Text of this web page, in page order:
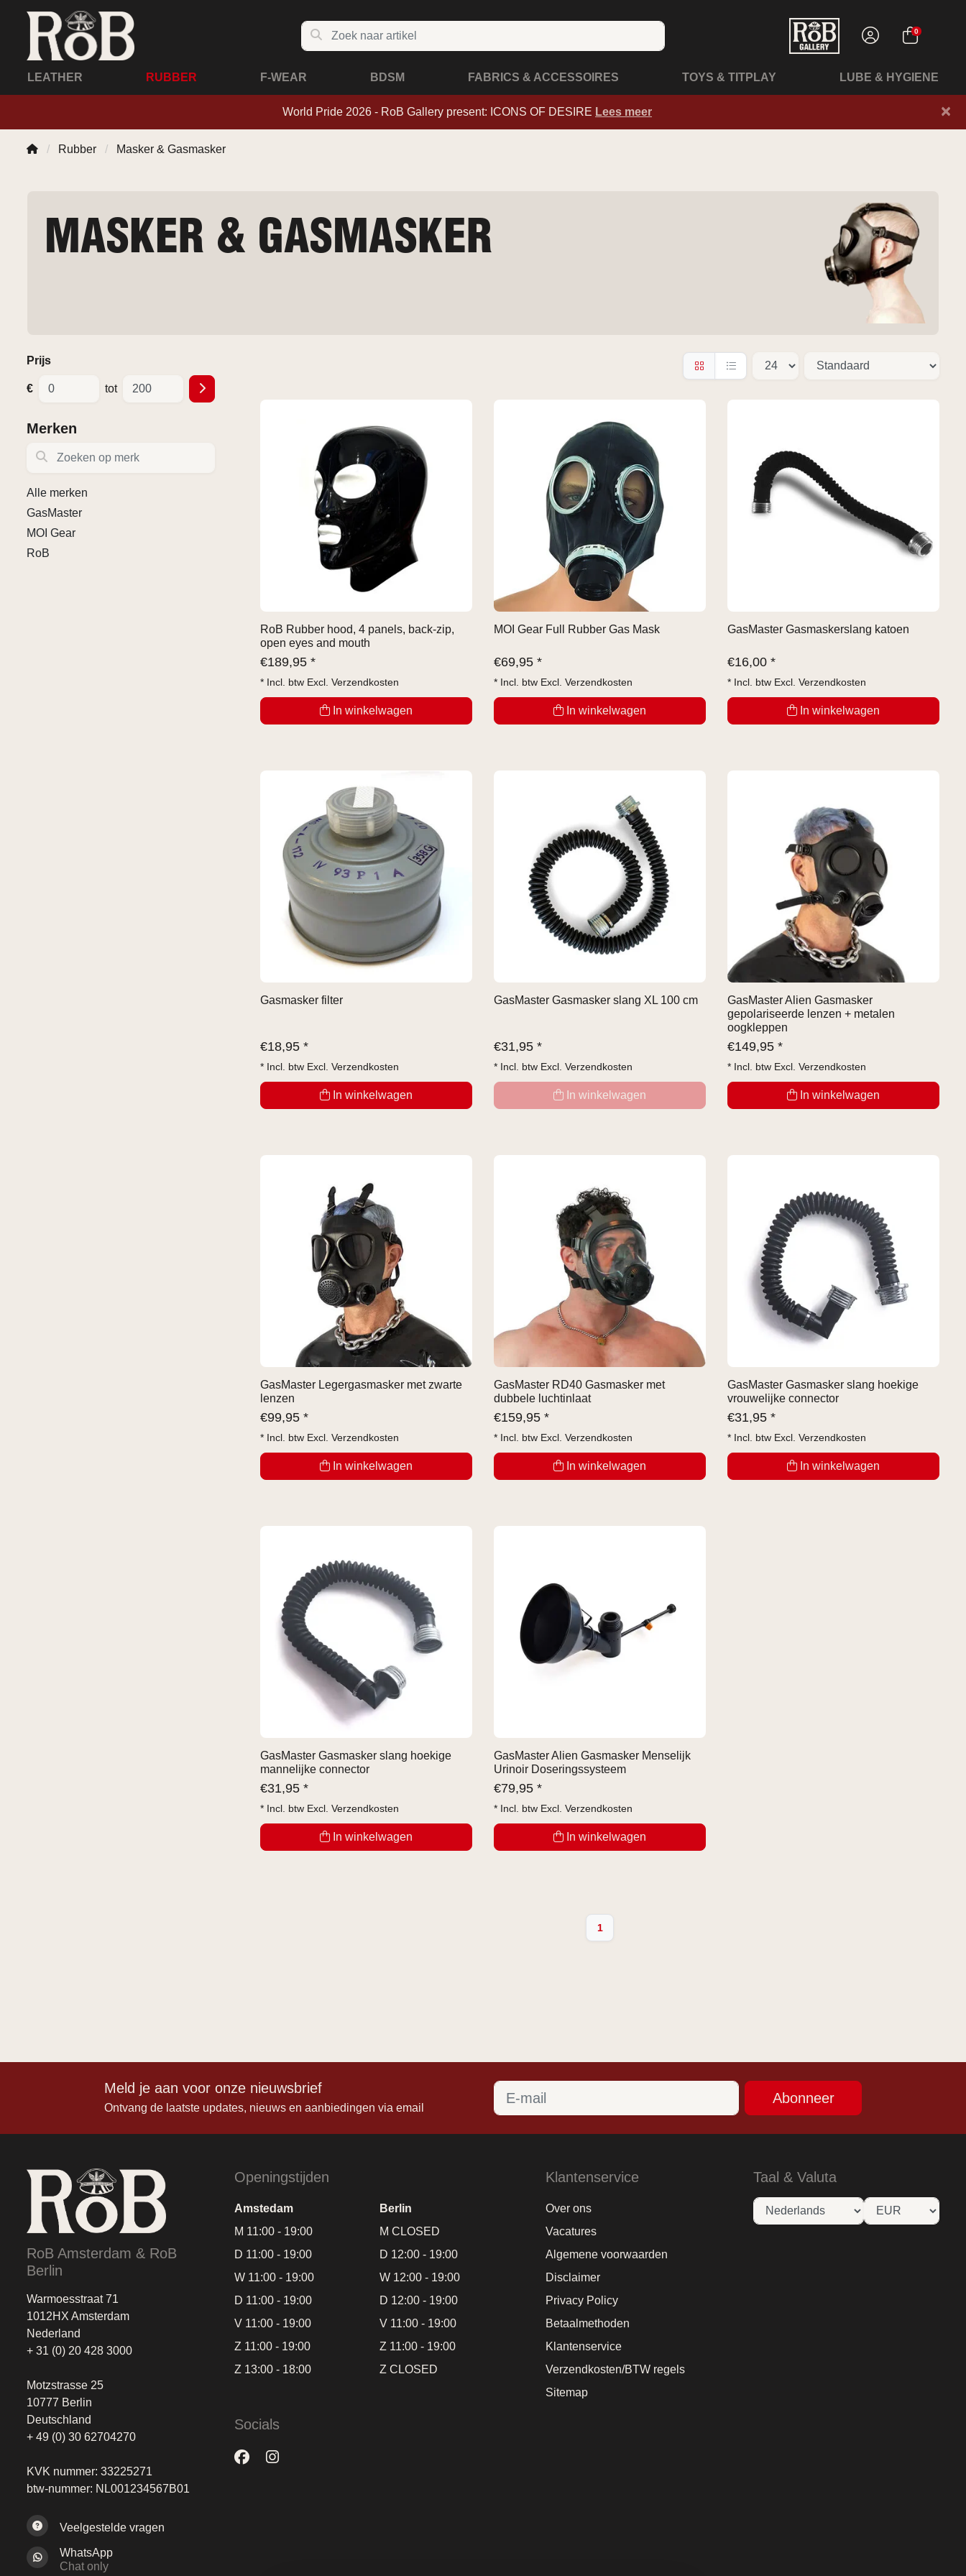
0
LEATHER RUBBER F-WEAR BDSM FABRICS & ACCESSOIRES TOYS & TITPLAY LUBE & HYGIENE
World Pride 2026 - RoB Gallery present: ICONS OF DESIRE Lees meer ×
Rubber Masker & Gasmasker
MASKER & GASMASKER
Prijs
€ tot
Merken
Zoeken op merk
Alle merken
GasMaster
MOI Gear
RoB
RoB Rubber hood, 4 panels, back-zip,
open eyes and mouth
€189,95 *
* Incl. btw Excl. Verzendkosten
In winkelwagen
MOI Gear Full Rubber Gas Mask
€69,95 *
* Incl. btw Excl. Verzendkosten
In winkelwagen
GasMaster Gasmaskerslang katoen
€16,00 *
* Incl. btw Excl. Verzendkosten
In winkelwagen
Gasmasker filter
€18,95 *
* Incl. btw Excl. Verzendkosten
In winkelwagen
GasMaster Gasmasker slang XL 100 cm
€31,95 *
* Incl. btw Excl. Verzendkosten
In winkelwagen
GasMaster Alien Gasmasker
gepolariseerde lenzen + metalen
oogkleppen
€149,95 *
* Incl. btw Excl. Verzendkosten
In winkelwagen
GasMaster Legergasmasker met zwarte
lenzen
€99,95 *
* Incl. btw Excl. Verzendkosten
In winkelwagen
GasMaster RD40 Gasmasker met
dubbele luchtinlaat
€159,95 *
* Incl. btw Excl. Verzendkosten
In winkelwagen
GasMaster Gasmasker slang hoekige
vrouwelijke connector
€31,95 *
* Incl. btw Excl. Verzendkosten
In winkelwagen
GasMaster Gasmasker slang hoekige
mannelijke connector
€31,95 *
* Incl. btw Excl. Verzendkosten
In winkelwagen
GasMaster Alien Gasmasker Menselijk
Urinoir Doseringssysteem
€79,95 *
* Incl. btw Excl. Verzendkosten
In winkelwagen
1
Meld je aan voor onze nieuwsbrief
Ontvang de laatste updates, nieuws en aanbiedingen via email
Abonneer
RoB Amsterdam & RoB
Berlin
Warmoesstraat 71
1012HX Amsterdam
Nederland
+ 31 (0) 20 428 3000
Motzstrasse 25
10777 Berlin
Deutschland
+ 49 (0) 30 62704270
KVK nummer: 33225271
btw-nummer: NL001234567B01
Veelgestelde vragen
WhatsApp
Chat only
Openingstijden
Amstedam
Berlin
M 11:00 - 19:00
D 11:00 - 19:00
W 11:00 - 19:00
D 11:00 - 19:00
V 11:00 - 19:00
Z 11:00 - 19:00
Z 13:00 - 18:00
M CLOSED
D 12:00 - 19:00
W 12:00 - 19:00
D 12:00 - 19:00
V 11:00 - 19:00
Z 11:00 - 19:00
Z CLOSED
Socials
Klantenservice
Over ons
Vacatures
Algemene voorwaarden
Disclaimer
Privacy Policy
Betaalmethoden
Klantenservice
Verzendkosten/BTW regels
Sitemap
Taal & Valuta